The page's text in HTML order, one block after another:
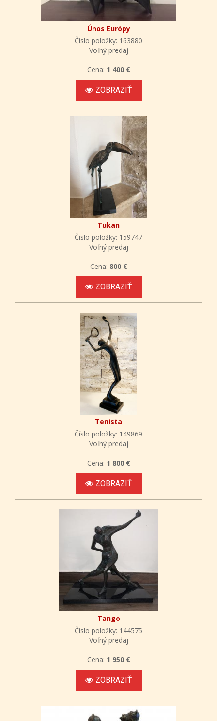
Únos Európy
Číslo položky: 163880
Voľný predaj
Cena: 1 400 €
ZOBRAZIŤ
Tukan
Číslo položky: 159747
Voľný predaj
Cena: 800 €
ZOBRAZIŤ
Tenista
Číslo položky: 149869
Voľný predaj
Cena: 1 800 €
ZOBRAZIŤ
Tango
Číslo položky: 144575
Voľný predaj
Cena: 1 950 €
ZOBRAZIŤ